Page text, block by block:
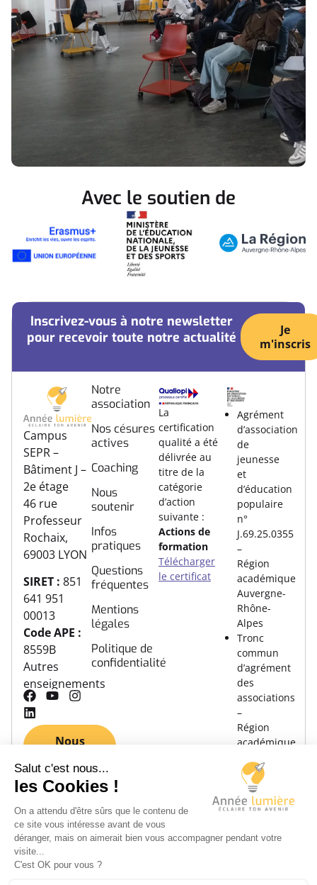
Avec le soutien de
Inscrivez-vous à notre newsletter
pour recevoir toute notre actualité
Je
m'inscris
Campus
SEPR –
Bâtiment J –
2e étage
46 rue
Professeur
Rochaix,
69003 LYON
SIRET : 851
641 951
00013
Code APE :
8559B
Autres
enseignements
Nous
Notre
association
Nos césures
actives
Coaching
Nous
soutenir
Infos
pratiques
Questions
fréquentes
Mentions
légales
Politique de
confidentialité
La
certification
qualité a été
délivrée au
titre de la
catégorie
d’action
suivante :
Actions de
formation
Télécharger
le certificat
Agrément
d’association
de
jeunesse
et
d’éducation
populaire
n°
J.69.25.0355
–
Région
académique
Auvergne-
Rhône-
Alpes
Tronc
commun
d’agrément
des
associations
–
Région
académique
Rhône-
Alpes